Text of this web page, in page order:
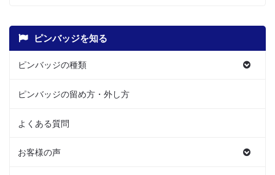
ピンバッジを知る
ピンバッジの種類
ピンバッジの留め方・外し方
よくある質問
お客様の声